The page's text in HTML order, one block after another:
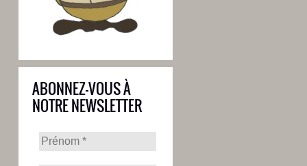
ABONNEZ-VOUS À
NOTRE NEWSLETTER